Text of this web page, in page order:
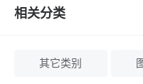
相关分类
其它类别